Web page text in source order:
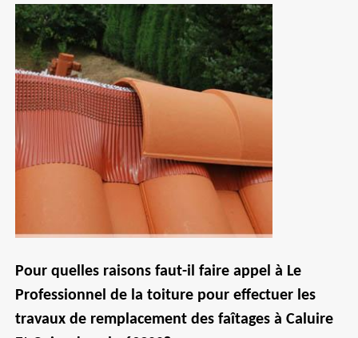
Pour quelles raisons faut-il faire appel à Le
Professionnel de la toiture pour effectuer les
travaux de remplacement des faîtages à Caluire